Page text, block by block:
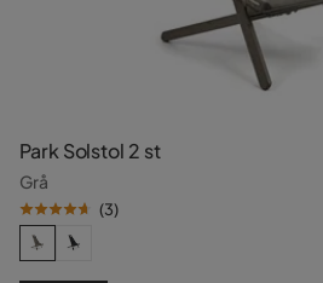
Park Solstol 2 st
Grå
(3)